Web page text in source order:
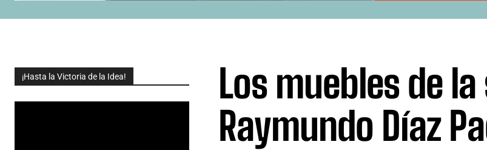
¡Hasta la Victoria de la Idea!
Los muebles de
Raymundo Díaz